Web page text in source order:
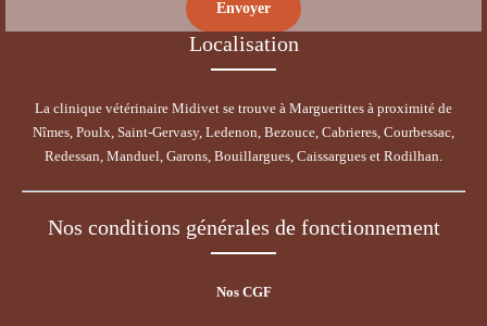
Localisation
La clinique vétérinaire Midivet se trouve à Marguerittes à proximité de
Nîmes, Poulx, Saint-Gervasy, Ledenon, Bezouce, Cabrieres, Courbessac,
Redessan, Manduel, Garons, Bouillargues, Caissargues et Rodilhan.
Nos conditions générales de fonctionnement
Nos CGF